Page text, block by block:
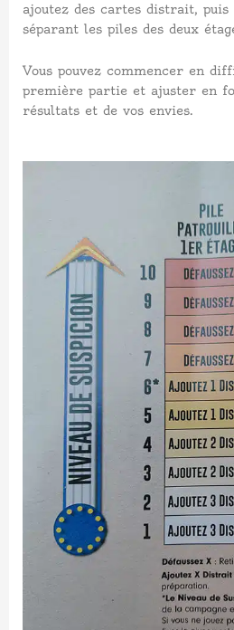
ajoutez des cartes distrait, puis
séparant les piles des deux
Vous pouvez commencer en
première partie et ajuster en
résultats et de vos envies.